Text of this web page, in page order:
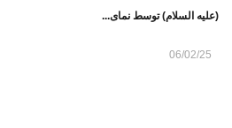
(علیه السلام) توسط نمای...
06/02/25